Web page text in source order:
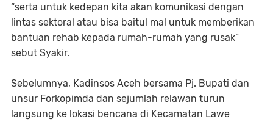
“serta untuk kedepan kita akan komunikasi dengan
lintas sektoral atau bisa baitul mal untuk memberikan
bantuan rehab kepada rumah-rumah yang rusak”
sebut Syakir.
Sebelumnya, Kadinsos Aceh bersama Pj. Bupati dan
unsur Forkopimda dan sejumlah relawan turun
langsung ke lokasi bencana di Kecamatan Lawe